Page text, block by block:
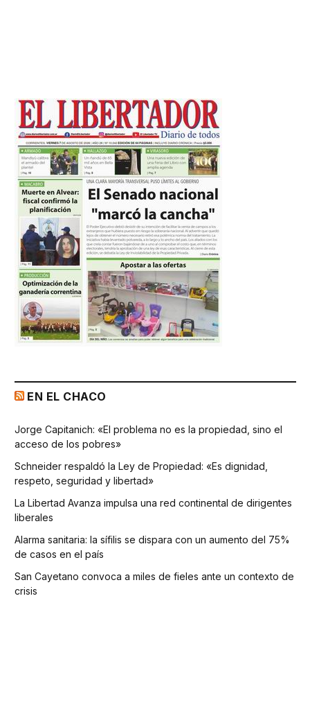
EN EL CHACO
Jorge Capitanich: «El problema no es la propiedad, sino el
acceso de los pobres»
Schneider respaldó la Ley de Propiedad: «Es dignidad,
respeto, seguridad y libertad»
La Libertad Avanza impulsa una red continental de dirigentes
liberales
Alarma sanitaria: la sífilis se dispara con un aumento del 75%
de casos en el país
San Cayetano convoca a miles de fieles ante un contexto de
crisis